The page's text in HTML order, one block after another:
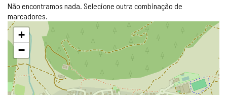
Não encontramos nada. Selecione outra combinação de
marcadores.
Pular
mapa
+
−